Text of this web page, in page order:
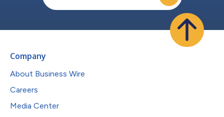
Company
About Business Wire
Careers
Media Center